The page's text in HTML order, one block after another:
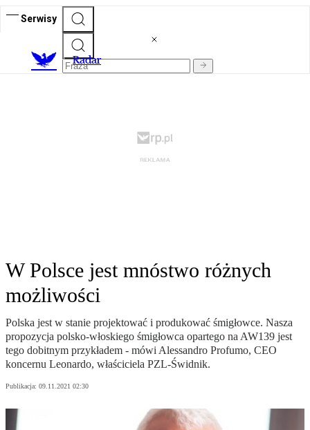
Serwisy
Radar
W Polsce jest mnóstwo różnych
możliwości
Polska jest w stanie projektować i produkować śmigłowce. Nasza
propozycja polsko-włoskiego śmigłowca opartego na AW139 jest
tego dobitnym przykładem - mówi Alessandro Profumo, CEO
koncernu Leonardo, właściciela PZL-Świdnik.
Publikacja: 09.11.2021 02:30